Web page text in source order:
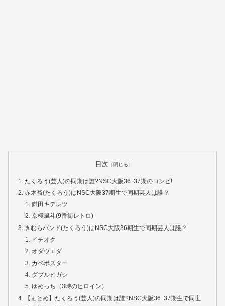
目次
たくろう(芸人)の同期は誰?NSC大阪36･37期のコンビ!
赤木裕(たくろう)はNSC大阪37期生で同期芸人は誰？
鎌田キテレツ
京極風斗(9番街レトロ)
きむらバンド(たくろう)はNSC大阪36期生で同期芸人は誰？
イチオク
オダウエダ
カベポスター
ダブルヒガシ
ゆめっち（3時のヒロイン）
【まとめ】たくろう(芸人)の同期は誰?NSC大阪36･37期生で同世